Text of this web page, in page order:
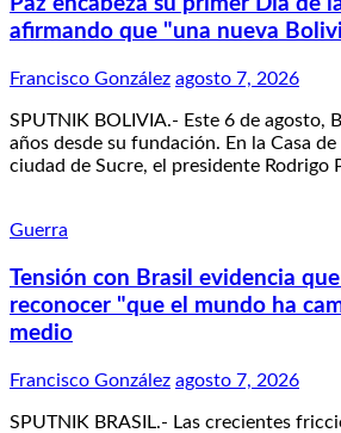
Paz encabeza su primer Día de
afirmando que "una nueva
Francisco González agosto 7, 2026
SPUTNIK BOLIVIA.- Este 6 de agosto,
años desde su fundación. En la Casa
ciudad de Sucre, el presidente Rodrigo
Guerra
Tensión con Brasil evidencia
reconocer "que el mundo ha
medio
Francisco González agosto 7, 2026
SPUTNIK BRASIL.- Las crecientes